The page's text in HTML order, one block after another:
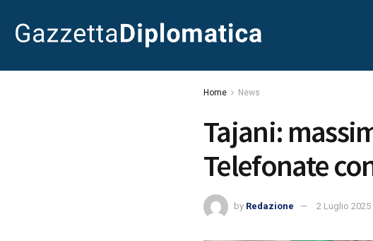
Home News
Tajani:
Telefonate
by Redazione 2 Luglio 2025